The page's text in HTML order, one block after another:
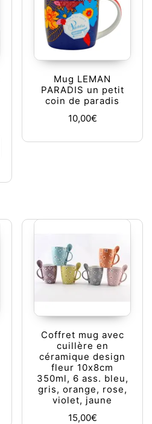
produit a plusieurs variations.
Mug LEMAN
PARADIS un petit
coin de paradis
10,00€
Coffret mug avec
cuillère en
céramique design
fleur 10x8cm
350ml, 6 ass. bleu,
gris, orange, rose,
violet, jaune
15,00€